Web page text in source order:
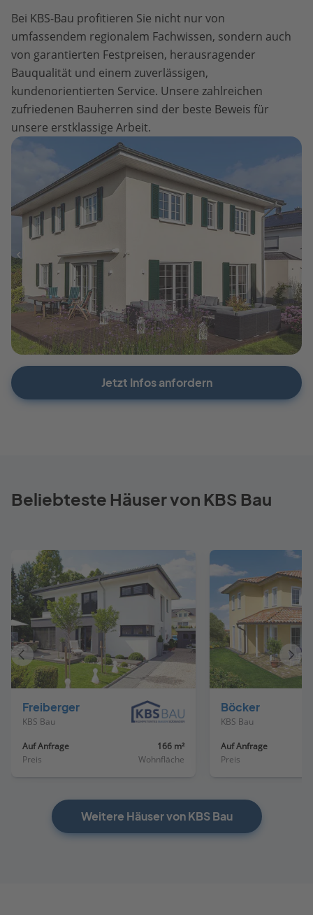
Bei KBS-Bau profitieren Sie nicht nur von
umfassendem regionalem Fachwissen, sondern auch
von garantierten Festpreisen, herausragender
Bauqualität und einem zuverlässigen,
kundenorientierten Service. Unsere zahlreichen
zufriedenen Bauherren sind der beste Beweis für
unsere erstklassige Arbeit.
Jetzt Infos anfordern
Beliebteste Häuser von KBS Bau
Freiberger
KBS Bau
Auf Anfrage
Preis
166 m²
Wohnfläche
Böcker
KBS Bau
Auf Anfrage
Preis
Vorheriges
Haus
Weitere Häuser von KBS Bau